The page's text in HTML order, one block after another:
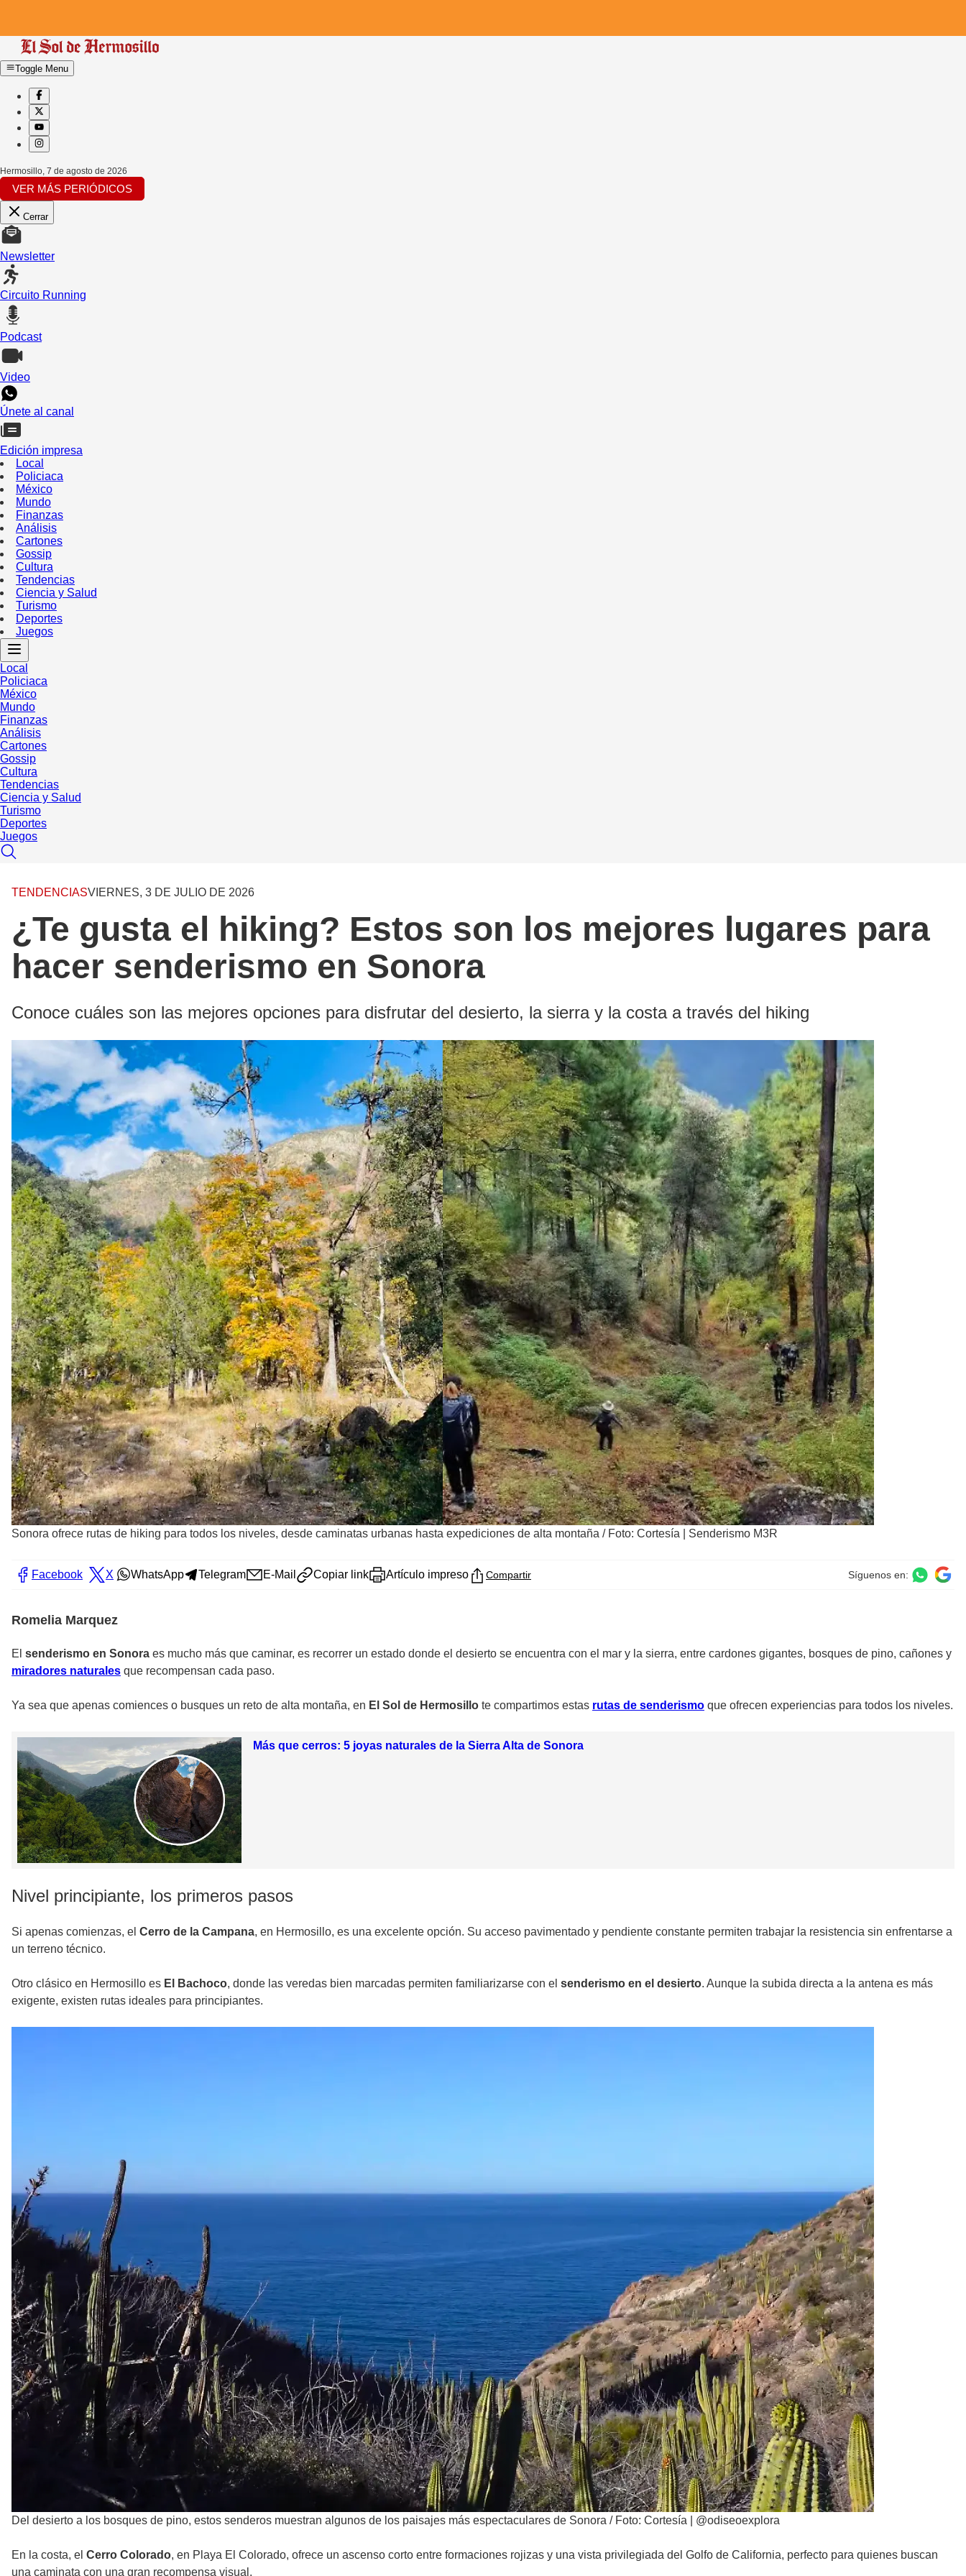
Toggle Menu
Hermosillo 7 de agosto de 2026
VER MÁS PERIÓDICOS
Cerrar
Newsletter
Circuito Running
Podcast
Video
Únete al canal
Edición impresa
Local
Policiaca
México
Mundo
Finanzas
Análisis
Cartones
Gossip
Cultura
Tendencias
Ciencia y Salud
Turismo
Deportes
Juegos
Local
Policiaca
México
Mundo
Finanzas
Análisis
Cartones
Gossip
Cultura
Tendencias
Ciencia y Salud
Turismo
Deportes
Juegos
TENDENCIASVIERNES, 3 DE JULIO DE 2026
¿Te gusta el hiking? Estos son los mejores lugares para
hacer senderismo en Sonora
Conoce cuáles son las mejores opciones para disfrutar del desierto, la sierra y la costa a través del hiking
Sonora ofrece rutas de hiking para todos los niveles, desde caminatas urbanas hasta expediciones de alta montaña / Foto: Cortesía | Senderismo M3R
Facebook X WhatsApp Telegram E-Mail Copiar link Artículo impreso Compartir Síguenos en:
Romelia Marquez
El senderismo en Sonora es mucho más que caminar, es recorrer un estado donde el desierto se encuentra con el mar y la sierra, entre cardones gigantes, bosques de pino, cañones y
miradores naturales que recompensan cada paso.
Ya sea que apenas comiences o busques un reto de alta montaña, en El Sol de Hermosillo te compartimos estas rutas de senderismo que ofrecen experiencias para todos los niveles.
Más que cerros: 5 joyas naturales de la Sierra Alta de Sonora
Nivel principiante, los primeros pasos
Si apenas comienzas, el Cerro de la Campana, en Hermosillo, es una excelente opción. Su acceso pavimentado y pendiente constante permiten trabajar la resistencia sin enfrentarse a
un terreno técnico.
Otro clásico en Hermosillo es El Bachoco, donde las veredas bien marcadas permiten familiarizarse con el senderismo en el desierto. Aunque la subida directa a la antena es más
exigente, existen rutas ideales para principiantes.
Del desierto a los bosques de pino, estos senderos muestran algunos de los paisajes más espectaculares de Sonora / Foto: Cortesía | @odiseoexplora
En la costa, el Cerro Colorado, en Playa El Colorado, ofrece un ascenso corto entre formaciones rojizas y una vista privilegiada del Golfo de California, perfecto para quienes buscan
una caminata con una gran recompensa visual.